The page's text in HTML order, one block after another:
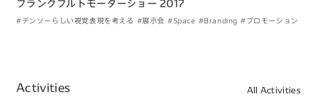
フランクフルトモーターショー 2017
#デンソーらしい視覚表現を考える #展示会 #Space #Branding #プロモーション
Activities All Activities